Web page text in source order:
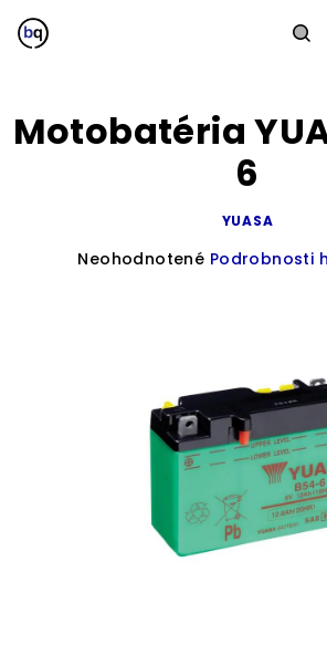
na
obsah
Motobatéria
6
YUASA
Priemerné
hviezdičiek.
Neohodnotené Podrobnosti